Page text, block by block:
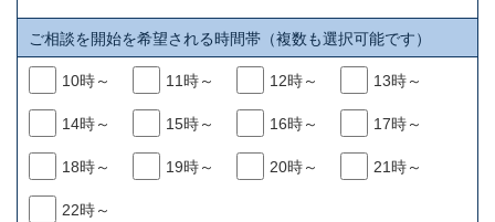
ご相談を開始を希望される時間帯（複数も選択可能です）
10時～ 11時～ 12時～ 13時～
14時～ 15時～ 16時～ 17時～
18時～ 19時～ 20時～ 21時～
22時～